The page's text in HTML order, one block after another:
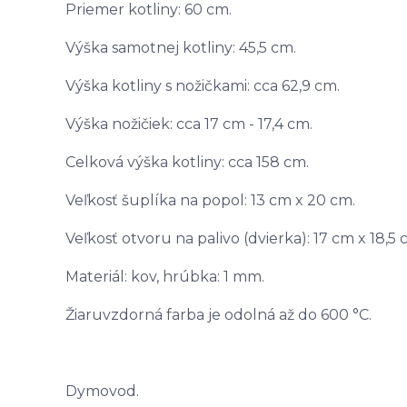
Priemer kotliny: 60 cm.
Výška samotnej kotliny: 45,5 cm.
Výška kotliny s nožičkami: cca 62,9 cm.
Výška nožičiek: cca 17 cm - 17,4 cm.
Celková výška kotliny: cca 158 cm.
Veľkosť šuplíka na popol: 13 cm x 20 cm.
Veľkosť otvoru na palivo (dvierka): 17 cm x 18,5
Materiál: kov, hrúbka: 1 mm.
Žiaruvzdorná farba je odolná až do 600 °C.
Dymovod.